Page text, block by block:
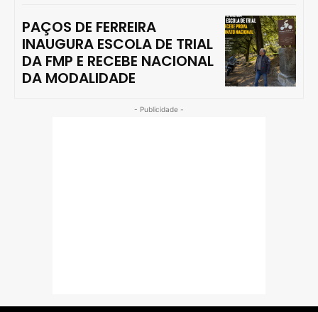
PAÇOS DE FERREIRA
INAUGURA ESCOLA DE TRIAL
DA FMP E RECEBE NACIONAL
DA MODALIDADE
- Publicidade -